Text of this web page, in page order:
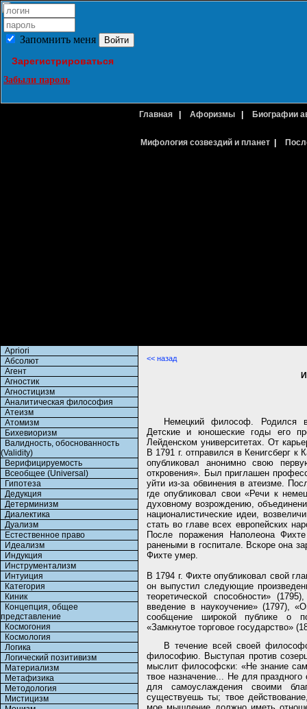
Запомнить меня
Зарегистрироваться
Забыли пароль
Главная Афоризмы Биографии
Мифология созвездий и планет|
Apriori
Абсолют
Агент
Агностик
Агностицизм
Аналитическая философия
Атеизм
Атомизм
Бихевиоризм
Валидность, обоснованность
(Validity)
Верифицируемость
Всеобщее (Universal)
Гипотеза
Дедукция
Детерминизм
Диалектика
Дуализм
Естественное право
Идеализм
Индукция
Инструментализм
Интуиция
Категория
Киник
Концепция, общее
представление
Космогония
Космология
Логика
Логический позитивизм
Материализм
Метафизика
Методология
Мистицизм
<< назад
Немецкий философ. Родился
Детские и юношеские годы его
Лейденском университетах. От
В 1791 г. отправился в Кенигсберг
опубликовал анонимно свою
откровения». Был приглашен
уйти из-за обвинения в атеизме.
где опубликовал свои «Речи к
духовному возрождению,
националистические идеи,
стать во главе всех европейских
После поражения Наполеона
ранеными в госпитале. Вскоре она
Фихте умер.
В 1794 г. Фихте опубликовал свой
он выпустил следующие
теоретической способности»
введение в наукоучение» (1797),
сообщение широкой публике о
«Замкнутое торговое государство»
В течение всей своей
философию. Выступая против
мыслит философски: «Не знание
твое назначение... Не для
для самоуслаждения своими
существуешь ты; твое